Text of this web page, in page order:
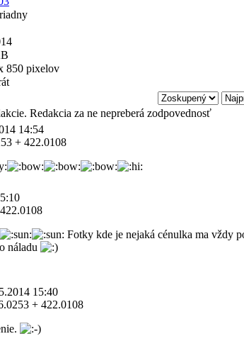
850 pixelov
Redakcia za ne nepreberá zodpovednosť
14:54
+ 422.0108
Fotky kde je nejaká cénulka ma vždy
náladu
15:40
+ 422.0108